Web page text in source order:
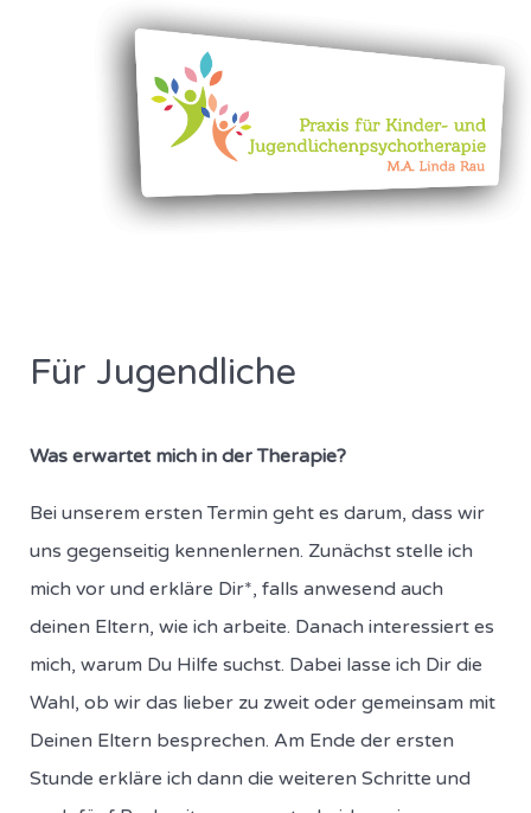
Für Jugendliche
Was erwartet mich in der Therapie?
Bei unserem ersten Termin geht es darum, dass wir
uns gegenseitig kennenlernen. Zunächst stelle ich
mich vor und erkläre Dir*, falls anwesend auch
deinen Eltern, wie ich arbeite. Danach interessiert es
mich, warum Du Hilfe suchst. Dabei lasse ich Dir die
Wahl, ob wir das lieber zu zweit oder gemeinsam mit
Deinen Eltern besprechen. Am Ende der ersten
Stunde erkläre ich dann die weiteren Schritte und